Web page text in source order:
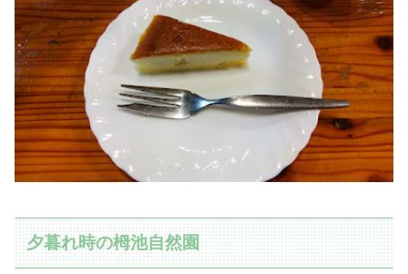
夕暮れ時の栂池自然園